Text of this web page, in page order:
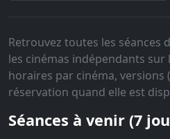
Retrouvez toutes les séances
les cinémas indépendants sur
horaires par cinéma, versions
réservation quand elle est
Séances à venir (7